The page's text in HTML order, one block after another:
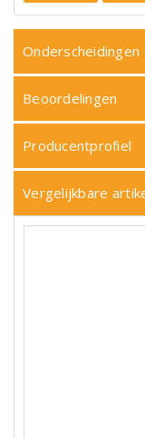
Onderscheidingen
Beoordelingen
Producentprofiel
Vergelijkbare